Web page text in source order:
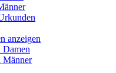
anzeigen
Männer